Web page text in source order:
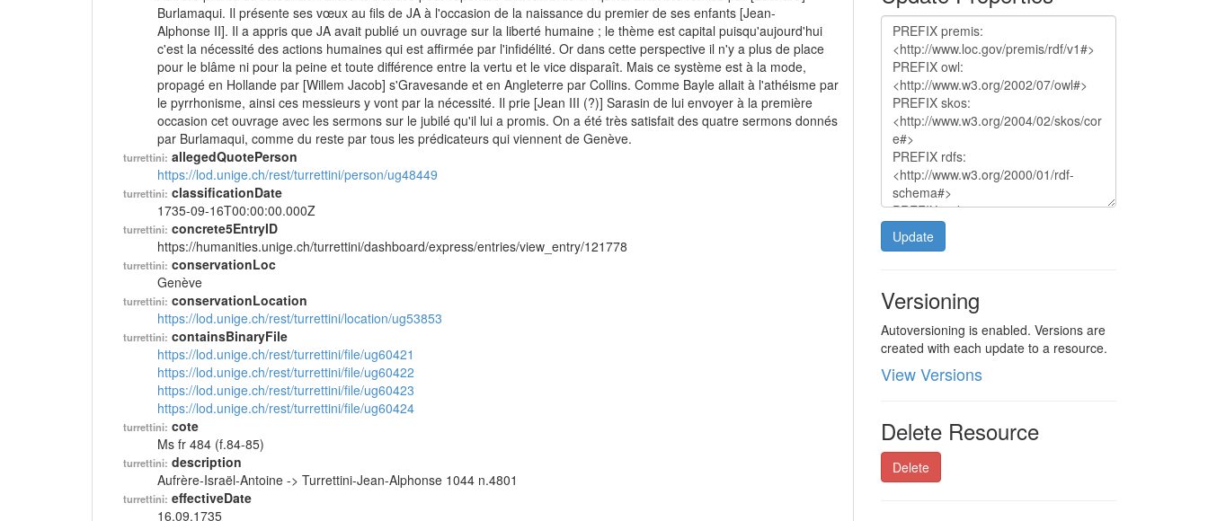
Update
Versioning
Autoversioning is enabled. Versions are
created with each update to a resource.
View Versions
Delete Resource
Delete
Burlamaqui. Il présente ses vœux au fils de JA à l'occasion de la naissance du premier de ses enfants [Jean-
Alphonse II]. Il a appris que JA avait publié un ouvrage sur la liberté humaine ; le thème est capital puisqu'aujourd'hui
c'est la nécessité des actions humaines qui est affirmée par l'infidélité. Or dans cette perspective il n'y a plus de place
pour le blâme ni pour la peine et toute différence entre la vertu et le vice disparaît. Mais ce système est à la mode,
propagé en Hollande par [Willem Jacob] s'Gravesande et en Angleterre par Collins. Comme Bayle allait à l'athéisme par
le pyrrhonisme, ainsi ces messieurs y vont par la nécessité. Il prie [Jean III (?)] Sarasin de lui envoyer à la première
occasion cet ouvrage avec les sermons sur le jubilé qu'il lui a promis. On a été très satisfait des quatre sermons donnés
par Burlamaqui, comme du reste par tous les prédicateurs qui viennent de Genève.
turrettini: allegedQuotePerson
https://lod.unige.ch/rest/turrettini/person/ug48449
turrettini: classificationDate
1735-09-16T00:00:00.000Z
turrettini: concrete5EntryID
https://humanities.unige.ch/turrettini/dashboard/express/entries/view_entry/121778
turrettini: conservationLoc
Genève
turrettini: conservationLocation
https://lod.unige.ch/rest/turrettini/location/ug53853
turrettini: containsBinaryFile
https://lod.unige.ch/rest/turrettini/file/ug60421
https://lod.unige.ch/rest/turrettini/file/ug60422
https://lod.unige.ch/rest/turrettini/file/ug60423
https://lod.unige.ch/rest/turrettini/file/ug60424
turrettini: cote
Ms fr 484 (f.84-85)
turrettini: description
Aufrère-Israël-Antoine -> Turrettini-Jean-Alphonse 1044 n.4801
turrettini: effectiveDate
16.09.1735